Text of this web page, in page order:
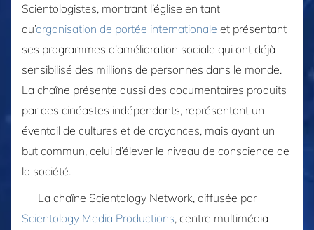
Scientologistes, montrant l’église en tant
qu’organisation de portée internationale et présentant
ses programmes d’amélioration sociale qui ont déjà
sensibilisé des millions de personnes dans le monde.
La chaîne présente aussi des documentaires produits
par des cinéastes indépendants, représentant un
éventail de cultures et de croyances, mais ayant un
but commun, celui d’élever le niveau de conscience de
la société.
La chaîne Scientology Network, diffusée par
Scientology Media Productions, centre multimédia